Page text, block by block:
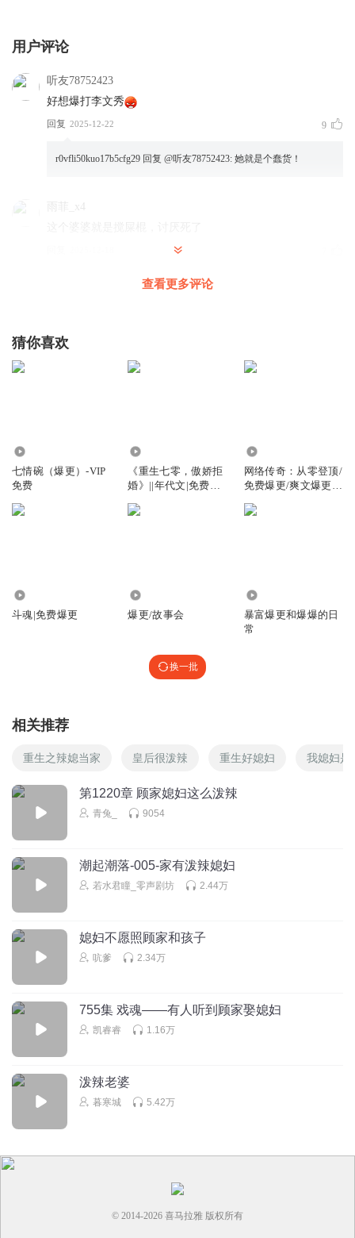
用户评论
听友78752423
好想爆打李文秀
回复 2025-12-22 9
r0vfli50kuo17b5cfg29 回复 @听友78752423: 她就是个蠢货！
雨菲_x4
雨菲_x4: 她婆婆就是狗眼看人低 没有一点人味
在世界的尽头遇见你
这个汉子茶真是恶心啊，男不男女不女的🤢🤢🤢
那就干脆离婚呗，在公开一下你儿子当年是怎么强奸人家姑
可趣可奇童装
这种家庭怎么可能有李文秀这样的女主人
想问下这个作者是哪个年龄段的？写年代文很多常识都不
懂，有点随心所欲
回复 2026-05-27 0
查看更多评论
猜你喜欢
七情碗（爆更）-VIP
免费
《重生七零，傲娇拒
婚》||年代文|免费爆
网络传奇：从零登顶/
免费爆更/爽文爆更/
斗魂|免费爆更 爆更/故事会
暴富爆更和爆爆的日
常
换一批
相关推荐
重生之辣媳当家 皇后很泼辣 重生好媳妇 我媳妇是
第1220章 顾家媳妇这么泼辣
青兔_ 9054
潮起潮落-005-家有泼辣媳妇
若水君瞳_零声剧坊 2.44万
媳妇不愿照顾家和孩子
吭爹 2.34万
755集 戏魂——有人听到顾家娶媳妇
凯睿睿 1.16万
泼辣老婆
暮寒城 5.42万
© 2014-2026 喜马拉雅 版权所有